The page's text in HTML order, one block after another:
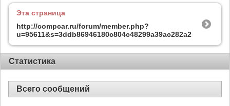
Эта страница
http://compcar.ru/forum/member.php?
u=95611&s=3ddb86946180c804c48299a39ac282a2
Статистика
Всего сообщений